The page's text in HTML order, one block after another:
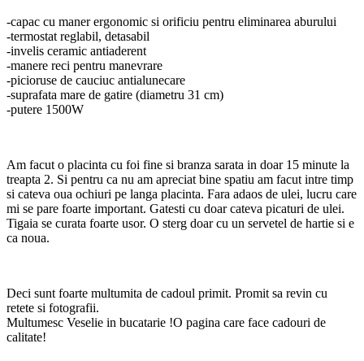
-capac cu maner ergonomic si orificiu pentru eliminarea aburului
-termostat reglabil, detasabil
-invelis ceramic antiaderent
-manere reci pentru manevrare
-picioruse de cauciuc antialunecare
-suprafata mare de gatire (diametru 31 cm)
-putere 1500W
Am facut o placinta cu foi fine si branza sarata in doar 15 minute la
treapta 2. Si pentru ca nu am apreciat bine spatiu am facut intre timp
si cateva oua ochiuri pe langa placinta. Fara adaos de ulei, lucru care
mi se pare foarte important. Gatesti cu doar cateva picaturi de ulei.
Tigaia se curata foarte usor. O sterg doar cu un servetel de hartie si e
ca noua.
Deci sunt foarte multumita de cadoul primit. Promit sa revin cu
retete si fotografii.
Multumesc Veselie in bucatarie !O pagina care face cadouri de
calitate!